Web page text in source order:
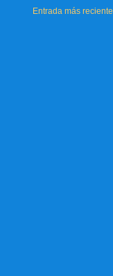
Entrada más reciente